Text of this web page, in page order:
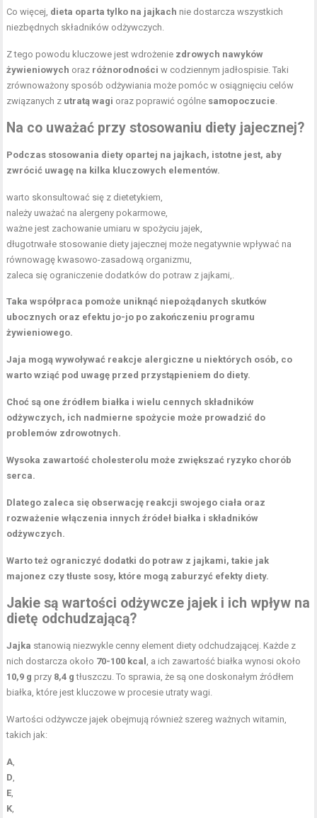
Co więcej, dieta oparta tylko na jajkach nie dostarcza wszystkich
niezbędnych składników odżywczych.
Z tego powodu kluczowe jest wdrożenie zdrowych nawyków
żywieniowych oraz różnorodności w codziennym jadłospisie. Taki
zrównoważony sposób odżywiania może pomóc w osiągnięciu celów
związanych z utratą wagi oraz poprawić ogólne samopoczucie.
Na co uważać przy stosowaniu diety jajecznej?
Podczas stosowania diety opartej na jajkach, istotne jest, aby
zwrócić uwagę na kilka kluczowych elementów.
warto skonsultować się z dietetykiem,
należy uważać na alergeny pokarmowe,
ważne jest zachowanie umiaru w spożyciu jajek,
długotrwałe stosowanie diety jajecznej może negatywnie wpływać na
równowagę kwasowo-zasadową organizmu,
zaleca się ograniczenie dodatków do potraw z jajkami,.
Taka współpraca pomoże uniknąć niepożądanych skutków
ubocznych oraz efektu jo-jo po zakończeniu programu
żywieniowego.
Jaja mogą wywoływać reakcje alergiczne u niektórych osób, co
warto wziąć pod uwagę przed przystąpieniem do diety.
Choć są one źródłem białka i wielu cennych składników
odżywczych, ich nadmierne spożycie może prowadzić do
problemów zdrowotnych.
Wysoka zawartość cholesterolu może zwiększać ryzyko chorób
serca.
Dlatego zaleca się obserwację reakcji swojego ciała oraz
rozważenie włączenia innych źródeł białka i składników
odżywczych.
Warto też ograniczyć dodatki do potraw z jajkami, takie jak
majonez czy tłuste sosy, które mogą zaburzyć efekty diety.
Jakie są wartości odżywcze jajek i ich wpływ na
dietę odchudzającą?
Jajka stanowią niezwykle cenny element diety odchudzającej. Każde z
nich dostarcza około 70-100 kcal , a ich zawartość białka wynosi około
10,9 g przy 8,4 g tłuszczu. To sprawia, że są one doskonałym źródłem
białka, które jest kluczowe w procesie utraty wagi.
Wartości odżywcze jajek obejmują również szereg ważnych witamin,
takich jak:
A,
D,
E,
K,